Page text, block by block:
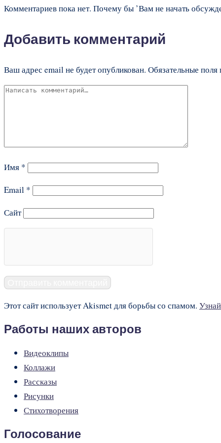
Комментариев пока нет. Почему бы ’Вам не начать
Добавить комментарий
Ваш адрес email не будет опубликован. Обязательные
Имя *
Email *
Сайт
Этот сайт использует Akismet для борьбы со спамом.
Работы наших авторов
Видеоклипы
Коллажи
Рассказы
Рисунки
Стихотворения
Голосование